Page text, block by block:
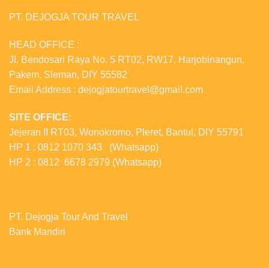
PT. DEJOGJA TOUR TRAVEL
HEAD OFFICE :
Jl, Bendosari Raya No. 5 RT02, RW17, Harjobinangun,
Pakem, Sleman, DIY 55582
Email Address : dejogjatourtravel@gmail.com
SITE OFFICE:
Jejeran II RT03, Wonokromo, Pleret, Bantul, DIY 55791
HP 1 : 0812 1070 343 (Whatsapp)
HP 2 : 0812 6678 2979 (Whatsapp)
PT. Dejogja Tour And Travel
Bank Mandiri